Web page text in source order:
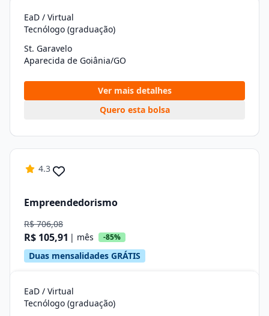
EaD / Virtual
Tecnólogo (graduação)
St. Garavelo
Aparecida de Goiânia/GO
Ver mais detalhes
Quero esta bolsa
4.3
Empreendedorismo
R$ 706,08
R$ 105,91 | mês -85%
Duas mensalidades GRÁTIS
EaD / Virtual
Tecnólogo (graduação)